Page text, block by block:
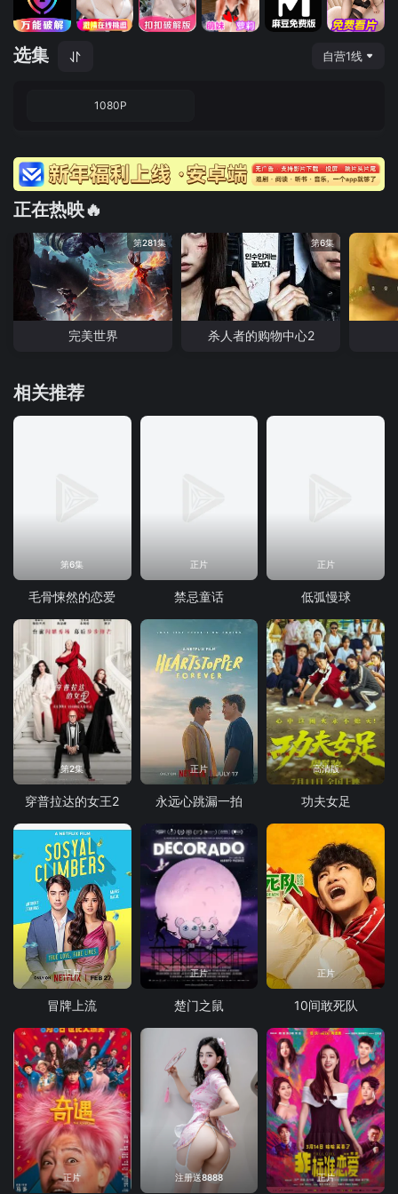
选集 自营1线
1080P
正在热映🔥
第281集
完美世界
第6集
杀人者的购物中心2
相关推荐
第6集
毛骨悚然的恋爱
正片
禁忌童话
正片
低弧慢球
第2集
穿普拉达的女王2
正片
永远心跳漏一拍
高清版
功夫女足
正片
冒牌上流
正片
楚门之鼠
正片
10间敢死队
正片 注册送8888 正片